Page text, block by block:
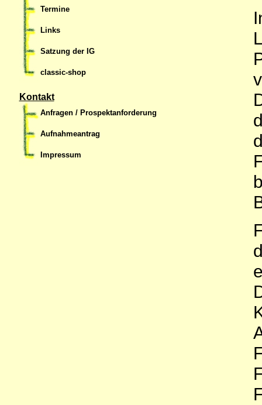
Termine
Links
Satzung der IG
classic-shop
Kontakt
Anfragen / Prospektanforderung
Aufnahmeantrag
Impressum